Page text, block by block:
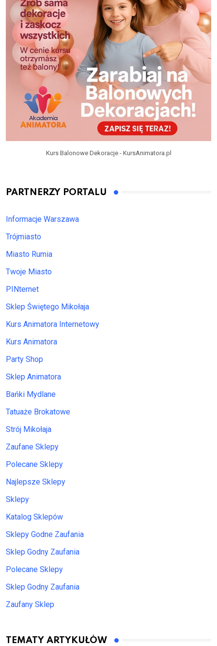
Kurs Balonowe Dekoracje - KursAnimatora.pl
PARTNERZY PORTALU
Informacje Warszawa
Trójmiasto
Miasto Rumia
Twoje Miasto
PINternet
Sklep Świętego Mikołaja
Kurs Animatora Internetowy
Kurs Animatora
Party Shop
Sklep Animatora
Bańki Mydlane
Tatuaże Brokatowe
Strój Mikołaja
Zaufane Sklepy
Polecane Sklepy
Najlepsze Sklepy
Sklepy
Katalog Sklepów
Sklepy Godne Zaufania
Sklep Godny Zaufania
Polecane Sklepy
Sklep Godny Zaufania
Zaufany Sklep
TEMATY ARTYKUŁÓW